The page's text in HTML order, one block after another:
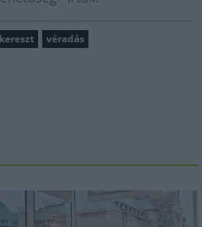
véradás